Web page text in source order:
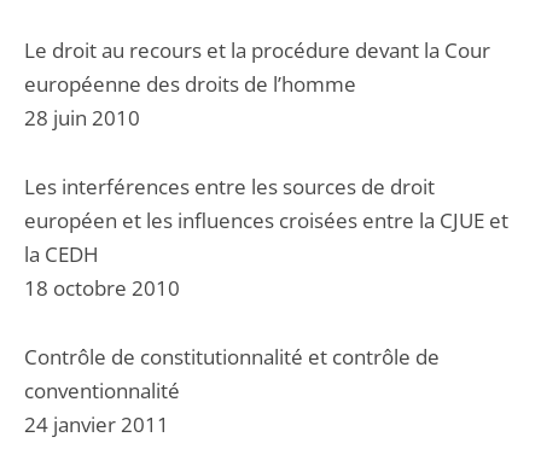
Le droit au recours et la procédure devant la Cour
européenne des droits de l’homme
28 juin 2010
Les interférences entre les sources de droit
européen et les influences croisées entre la CJUE et
la CEDH
18 octobre 2010
Contrôle de constitutionnalité et contrôle de
conventionnalité
24 janvier 2011